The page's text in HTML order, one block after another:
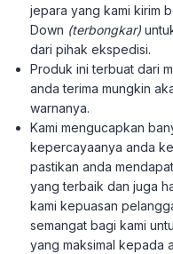
jepara yang kami kirim
Down (terbongkar)
dari pihak ekspedisi.
Produk ini terbuat dari
anda terima mungkin
warnanya.
Kami mengucapkan
kepercayaanya anda
pastikan anda
yang terbaik dan juga
kami kepuasan
semangat bagi kami
yang maksimal kepada